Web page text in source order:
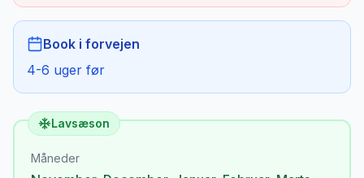
Book i forvejen
4-6 uger før
Lavsæson
Måneder